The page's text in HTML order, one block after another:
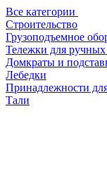
Все категории
Строительство
Грузоподъемное
Тележки для ручных
Домкраты и
Лебедки
Принадлежности
Тали